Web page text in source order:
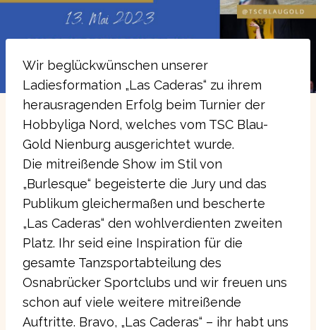
Wir beglückwünschen unserer
Ladiesformation „Las Caderas“ zu ihrem
herausragenden Erfolg beim Turnier der
Hobbyliga Nord, welches vom TSC Blau-
Gold Nienburg ausgerichtet wurde.
Die mitreißende Show im Stil von
„Burlesque“ begeisterte die Jury und das
Publikum gleichermaßen und bescherte
„Las Caderas“ den wohlverdienten zweiten
Platz. Ihr seid eine Inspiration für die
gesamte Tanzsportabteilung des
Osnabrücker Sportclubs und wir freuen uns
schon auf viele weitere mitreißende
Auftritte. Bravo, „Las Caderas“ – ihr habt uns